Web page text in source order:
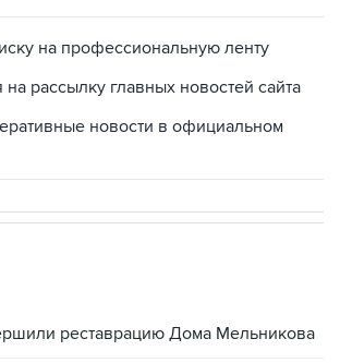
на профессиональную ленту
на рассылку главных новостей сайта
новости в официальном
реставрацию Дома Мельникова